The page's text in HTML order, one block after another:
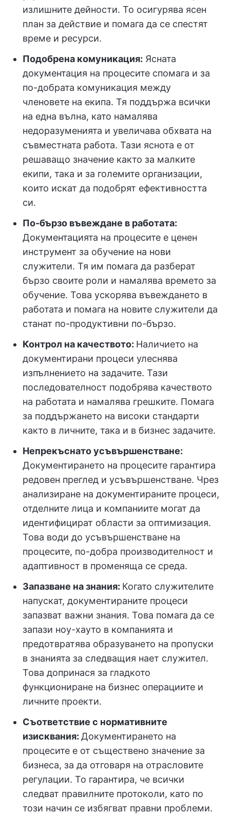
излишните дейности. То осигурява ясен
план за действие и помага да се спестят
време и ресурси.
Подобрена комуникация: Ясната
документация на процесите спомага и за
по-добрата комуникация между
членовете на екипа. Тя поддържа всички
на една вълна, като намалява
недоразуменията и увеличава обхвата на
съвместната работа. Тази яснота е от
решаващо значение както за малките
екипи, така и за големите организации,
които искат да подобрят ефективността
си.
По-бързо въвеждане в работата:
Документацията на процесите е ценен
инструмент за обучение на нови
служители. Тя им помага да разберат
бързо своите роли и намалява времето за
обучение. Това ускорява въвеждането в
работата и помага на новите служители да
станат по-продуктивни по-бързо.
Контрол на качеството: Наличието на
документирани процеси улеснява
изпълнението на задачите. Тази
последователност подобрява качеството
на работата и намалява грешките. Помага
за поддържането на високи стандарти
както в личните, така и в бизнес задачите.
Непрекъснато усъвършенстване:
Документирането на процесите гарантира
редовен преглед и усъвършенстване. Чрез
анализиране на документираните процеси,
отделните лица и компаниите могат да
идентифицират области за оптимизация.
Това води до усъвършенстване на
процесите, по-добра производителност и
адаптивност в променяща се среда.
Запазване на знания: Когато служителите
напускат, документираните процеси
запазват важни знания. Това помага да се
запази ноу-хауто в компанията и
предотвратява образуването на пропуски
в знанията за следващия нает служител.
Това допринася за гладкото
функциониране на бизнес операциите и
личните проекти.
Съответствие с нормативните
изисквания: Документирането на
процесите е от съществено значение за
бизнеса, за да отговаря на отрасловите
регулации. То гарантира, че всички
следват правилните протоколи, като по
този начин се избягват правни проблеми.